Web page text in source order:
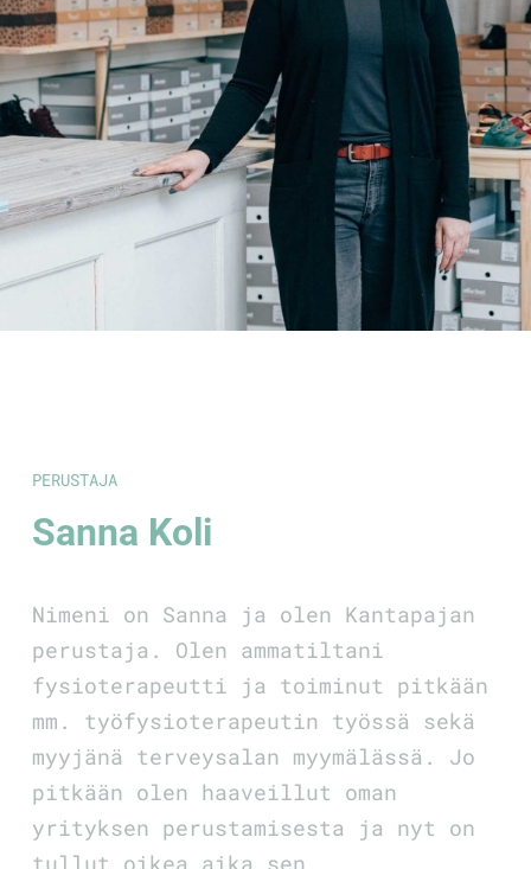
PERUSTAJA
Sanna Koli
Nimeni on Sanna ja olen Kantapajan
perustaja. Olen ammatiltani
fysioterapeutti ja toiminut pitkään
mm. työfysioterapeutin työssä sekä
myyjänä terveysalan myymälässä. Jo
pitkään olen haaveillut oman
yrityksen perustamisesta ja nyt on